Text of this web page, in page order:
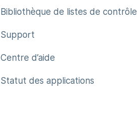
Bibliothèque de listes de contrôle
Support
Centre d’aide
Statut des applications